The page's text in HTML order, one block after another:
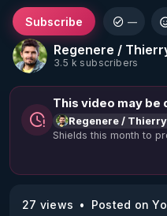
Regenere /
3.5 k subscribers
Subscribe —
This video may be
Regenere /
Shields this month to
27 views
Posted on